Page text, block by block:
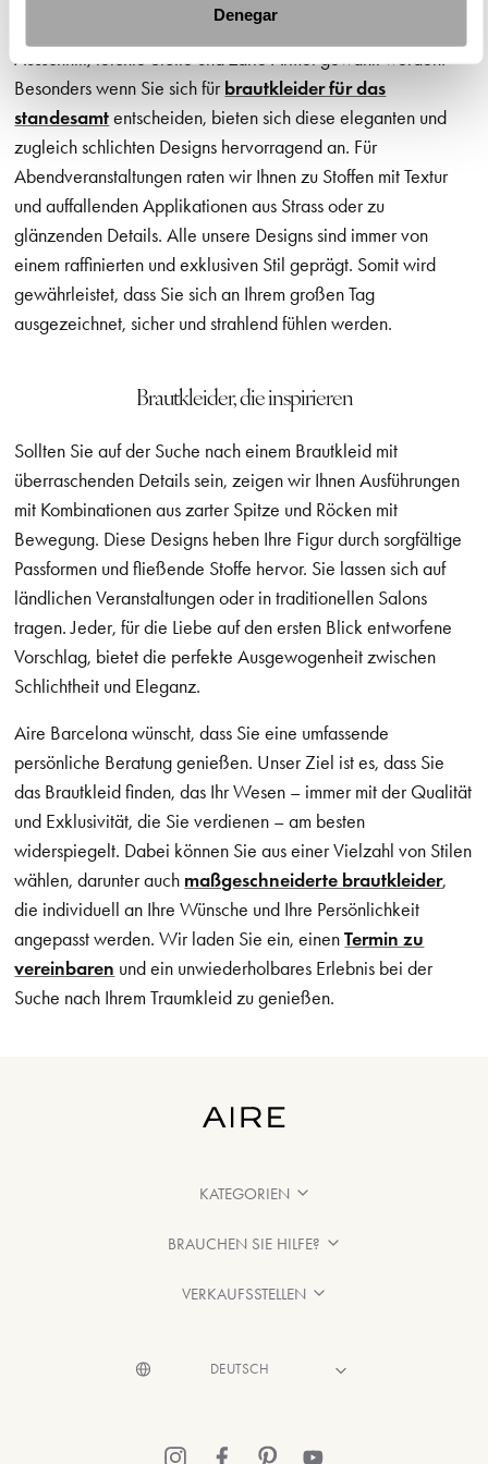
Denegar
Für eine Hochzeit am Tag sollten deshalb ein weicher
Ausschnitt, leichte Stoffe und zarte Ärmel gewählt werden.
Besonders wenn Sie sich fürbrautkleider für das
standesamtentscheiden, bieten sich diese eleganten und
zugleich schlichten Designs hervorragend an. Für
Abendveranstaltungen raten wir Ihnen zu Stoffen mit Textur
und auffallenden Applikationen aus Strass oder zu
glänzenden Details. Alle unsere Designs sind immer von
einem raffinierten und exklusiven Stil geprägt. Somit wird
gewährleistet, dass Sie sich an Ihrem großen Tag
ausgezeichnet, sicher und strahlend fühlen werden.
Brautkleider, die inspirieren
Sollten Sie auf der Suche nach einem Brautkleid mit
überraschenden Details sein, zeigen wir Ihnen Ausführungen
mit Kombinationen aus zarter Spitze und Röcken mit
Bewegung. Diese Designs heben Ihre Figur durch sorgfältige
Passformen und fließende Stoffe hervor. Sie lassen sich auf
ländlichen Veranstaltungen oder in traditionellen Salons
tragen. Jeder, für die Liebe auf den ersten Blick entworfene
Vorschlag, bietet die perfekte Ausgewogenheit zwischen
Schlichtheit und Eleganz.
Aire Barcelona wünscht, dass Sie eine umfassende
persönliche Beratung genießen. Unser Ziel ist es, dass Sie
das Brautkleid finden, das Ihr Wesen – immer mit der Qualität
und Exklusivität, die Sie verdienen – am besten
widerspiegelt. Dabei können Sie aus einer Vielzahl von Stilen
wählen, darunter auch maßgeschneiderte brautkleider,
die individuell an Ihre Wünsche und Ihre Persönlichkeit
angepasst werden. Wir laden Sie ein, einenTermin zu
vereinbaren und ein unwiederholbares Erlebnis bei der
Suche nach Ihrem Traumkleid zu genießen.
KATEGORIEN
BRAUCHEN SIE HILFE?
VERKAUFSSTELLEN